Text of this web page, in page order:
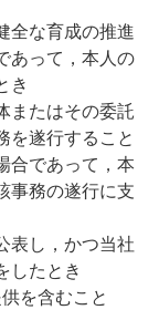
全な育成の推進
あって，本人の
き
またはその委託
を遂行すること
合であって，本
事務の遂行に支
表し，かつ当社
したとき
を含むこと